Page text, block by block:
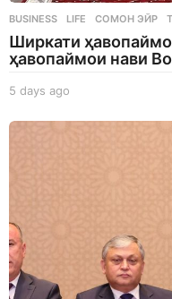
BUSINESS ,LIFE СОМОН ЭЙР ,
Ширкати
ҳавопаймои нави
5 days ago
a